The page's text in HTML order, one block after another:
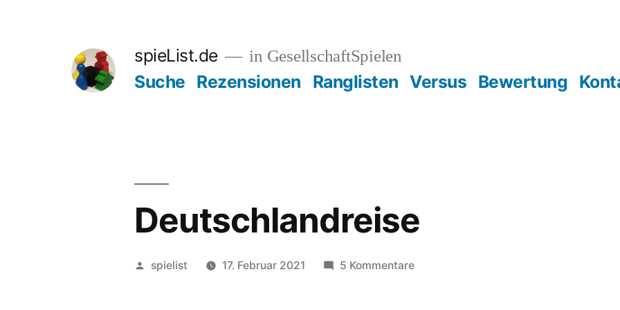
spieList.de in GesellschaftSpielen
Suche Rezensionen Ranglisten Versus Bewertung
Deutschlandreise
Veröffentlicht
spielist 17. Februar 2021 5 Kommentarezu